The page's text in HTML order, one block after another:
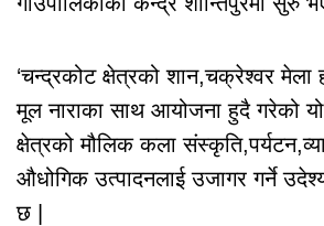
‘चन्द्रकोट क्षेत्रको शान,चक्रेश्वर मेला
मूल नाराका साथ आयोजना हुदै गरेको
क्षेत्रको मौलिक कला
औधोगिक उत्पादनलाई उजागर गर्ने
छ |